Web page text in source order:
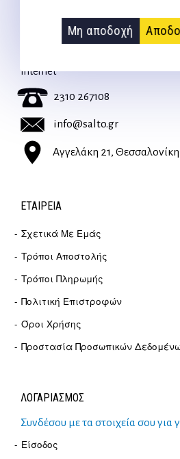
Μη αποδοχή
ΕΠΙΚΟΙΝΩΝΊΑ
Internet
2310 267108
info@salto.gr
Αγγελάκη 21, Θεσσαλονίκη
ΕΤΑΙΡΕΊΑ
Σχετικά Με Εμάς
Τρόποι Αποστολής
Τρόποι Πληρωμής
Πολιτική Επιστροφών
Όροι Χρήσης
Προστασία Προσωπικών
ΛΟΓΑΡΙΑΣΜΟΣ
Συνδέσου με τα στοιχεία σου
Είσοδος